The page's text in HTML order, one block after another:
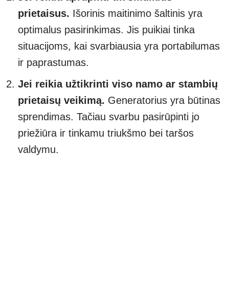
prietaisus. Išorinis maitinimo šaltinis yra
optimalus pasirinkimas. Jis puikiai tinka
situacijoms, kai svarbiausia yra portabilumas
ir paprastumas.
Jei reikia užtikrinti viso namo ar stambių
prietaisų veikimą. Generatorius yra būtinas
sprendimas. Tačiau svarbu pasirūpinti jo
priežiūra ir tinkamu triukšmo bei taršos
valdymu.